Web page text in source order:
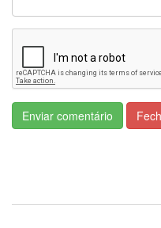
“Estamos aqui para
momentos de lazer
e a proteção às
A van rosa é
acolhimento, que
Mato Grosso
Enviar comentário